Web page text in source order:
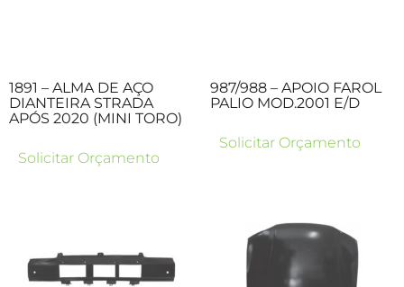
1891 – ALMA DE AÇO
DIANTEIRA STRADA
APÓS 2020 (MINI TORO)
Solicitar Orçamento
987/988 – APOIO FAROL
PALIO MOD.2001 E/D
Solicitar Orçamento